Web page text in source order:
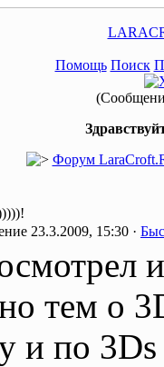
Помощь Поиск
Форум
23.3.2009, 15:30 ·
тем о
и по